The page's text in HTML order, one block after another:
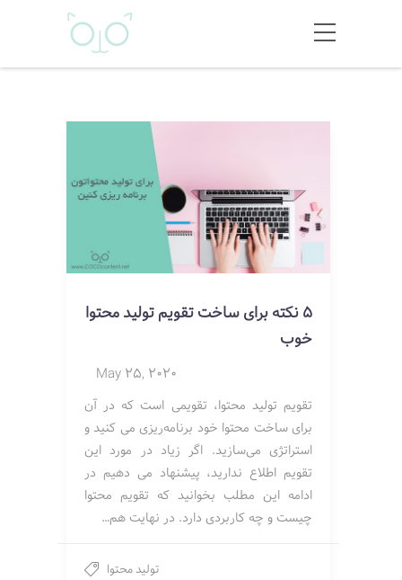
5 نکته برای ساخت تقویم تولید محتوا
خوب
May 25, 2020
تقویم تولید محتوا، تقویمی است که در آن
برای ساخت محتوا خود برنامه‌ریزی می کنید و
استراتژی می‌سازید. اگر زیاد در مورد این
تقویم اطلاع ندارید، پیشنهاد می دهیم در
ادامه این مطلب بخوانید که تقویم محتوا
چیست و چه کاربردی دارد. در نهایت هم…
تولید محتوا